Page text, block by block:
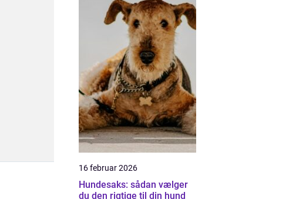
16 februar 2026
Hundesaks: sådan vælger
du den rigtige til din hund